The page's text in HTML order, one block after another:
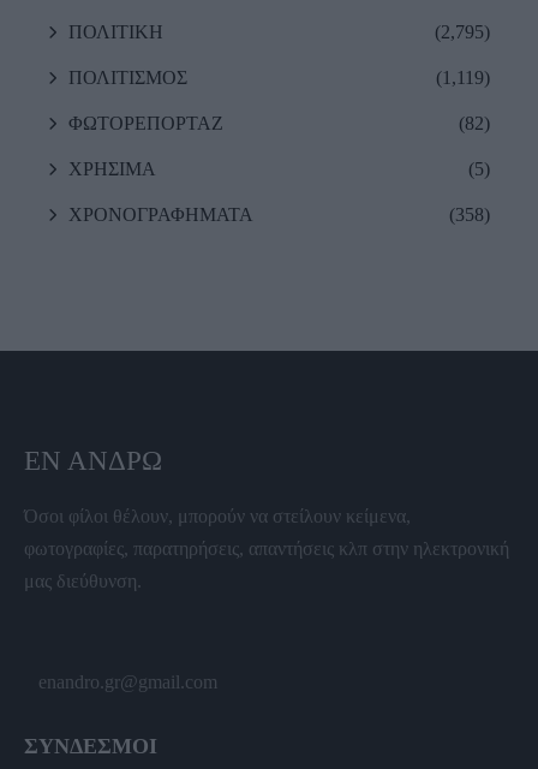
ΠΟΛΙΤΙΚΗ (2,795)
ΠΟΛΙΤΙΣΜΟΣ (1,119)
ΦΩΤΟΡΕΠΟΡΤΑΖ (82)
ΧΡΗΣΙΜΑ (5)
ΧΡΟΝΟΓΡΑΦΗΜΑΤΑ (358)
ΕΝ ΆΝΔΡΩ
Όσοι φίλοι θέλουν, μπορούν να στείλουν κείμενα,
φωτογραφίες, παρατηρήσεις, απαντήσεις κλπ στην ηλεκτρονική
μας διεύθυνση.
enandro.gr@gmail.com
ΣΥΝΔΕΣΜΟΙ